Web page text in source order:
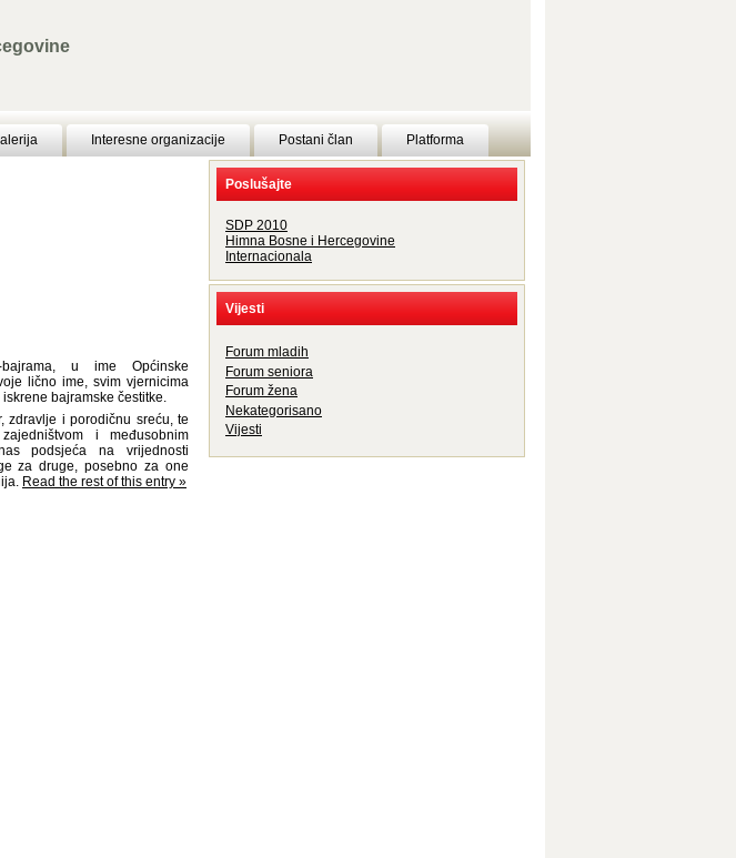
Interesne organizacije Postani član Platforma
bajrama, u ime Općinske
lično ime, svim vjernicima
bajramske čestitke.
zdravlje i porodičnu sreću, te
i međusobnim
podsjeća na vrijednosti
za druge, posebno za one
Read the rest of this entry »
Poslušajte
SDP 2010
Himna Bosne i Hercegovine
Internacionala
Vijesti
Forum mladih
Forum seniora
Forum žena
Nekategorisano
Vijesti